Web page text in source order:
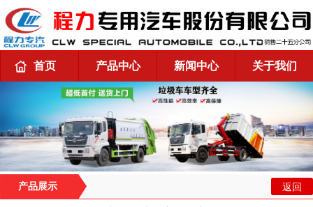
首页 产品中心 新闻中心 关于我们
产品展示 返回